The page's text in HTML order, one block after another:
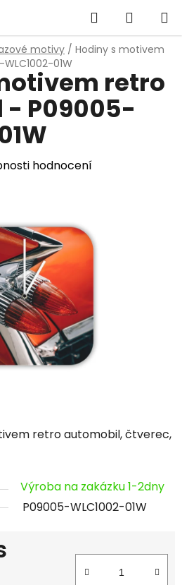
Hledat
KOŠÍK
motivy / Hodiny s motivem
01W
retro automobil, čtverec,
Výroba na zakázku 1-2dny
P09005-WLC1002-01W
retro
P09005-
hodnocení